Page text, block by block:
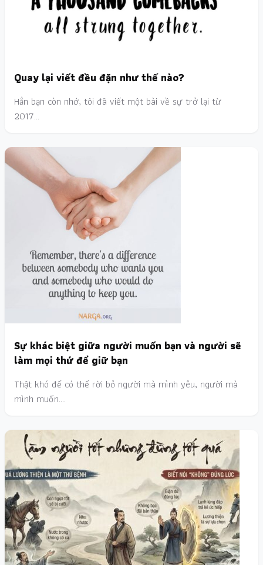
Quay lại viết đều đặn như thế nào?
Hẳn bạn còn nhớ, tôi đã viết một bài về sự trở lại từ
2017…
Sự khác biệt giữa người muốn bạn và người sẽ
làm mọi thứ để giữ bạn
Thật khó để có thể rời bỏ người mà mình yêu, người mà
mình muốn.…